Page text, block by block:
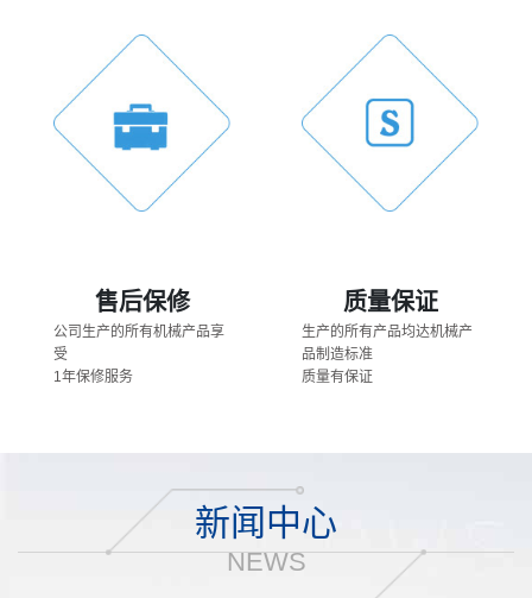
售后保修
公司生产的所有机械产品享
受
1年保修服务
质量保证
生产的所有产品均达机械产
品制造标准
质量有保证
新闻中心
NEWS